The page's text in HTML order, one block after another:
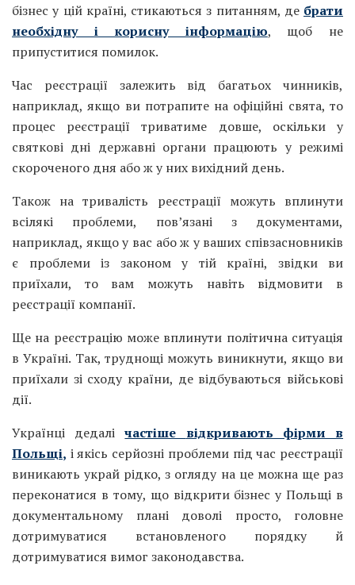
бізнес у цій країні, стикаються з питанням, де брати
необхідну і корисну інформацію, щоб не
припуститися помилок.
Час реєстрації залежить від багатьох чинників,
наприклад, якщо ви потрапите на офіційні свята, то
процес реєстрації триватиме довше, оскільки у
святкові дні державні органи працюють у режимі
скороченого дня або ж у них вихідний день.
Також на тривалість реєстрації можуть вплинути
всілякі проблеми, пов’язані з документами,
наприклад, якщо у вас або ж у ваших співзасновників
є проблеми із законом у тій країні, звідки ви
приїхали, то вам можуть навіть відмовити в
реєстрації компанії.
Ще на реєстрацію може вплинути політична ситуація
в Україні. Так, труднощі можуть виникнути, якщо ви
приїхали зі сходу країни, де відбуваються військові
дії.
Українці дедалічастіше відкривають фірми в
Польщі, і якісь серйозні проблеми під час реєстрації
виникають украй рідко, з огляду на це можна ще раз
переконатися в тому, що відкрити бізнес у Польщі в
документальному плані доволі просто, головне
дотримуватися встановленого порядку й
дотримуватися вимог законодавства.